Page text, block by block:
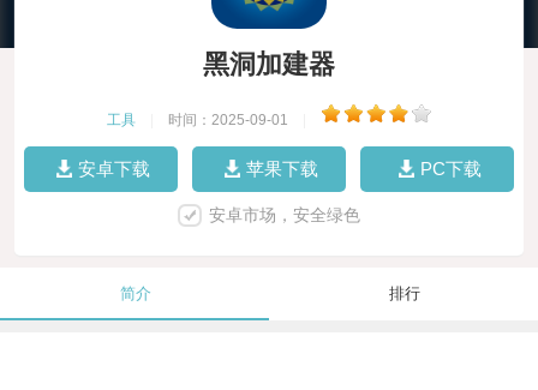
黑洞加建器
工具 时间：2025-09-01
安卓下载 苹果下载 PC下载
安卓市场，安全绿色
简介 排行